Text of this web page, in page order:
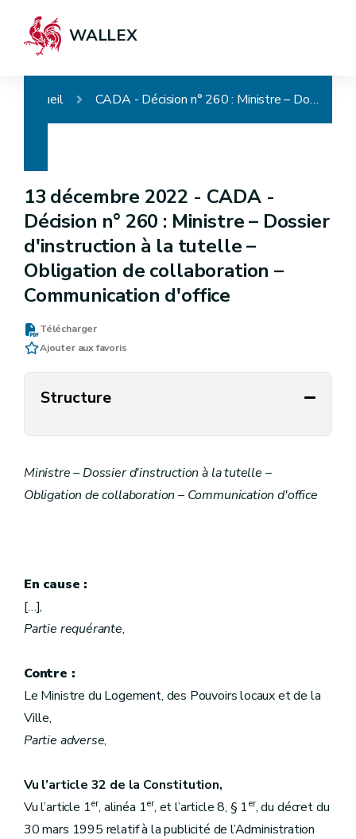
WALLEX
Accueil CADA - Décision n° 260 : Ministre – Dossier d'instruction à la tutelle – Obligation de collaboration – Communication d'office
13 décembre 2022 - CADA -
Décision n° 260 : Ministre – Dossier
d'instruction à la tutelle –
Obligation de collaboration –
Communication d'office
Télécharger
Ajouter aux favoris
Structure
Ministre – Dossier d'instruction à la tutelle –
Obligation de collaboration – Communication d'office
En cause :
[…],
Partie requérante,
Contre :
Le Ministre du Logement, des Pouvoirs locaux et de la
Ville,
Partie adverse,
Vu l’article 32 de la Constitution,
Vu l’article 1er, alinéa 1er, et l’article 8, § 1er, du décret du
30 mars 1995 relatif à la publicité de l’Administration